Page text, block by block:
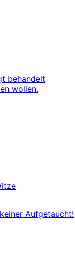
behandelt
wollen.
Aufgetaucht!